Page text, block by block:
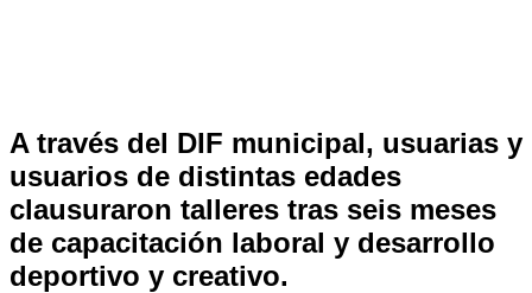
A través del DIF municipal, usuarias y
usuarios de distintas edades
clausuraron talleres tras seis meses
de capacitación laboral y desarrollo
deportivo y creativo.